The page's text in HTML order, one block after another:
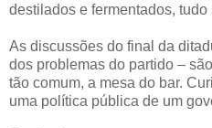
destilados e fermentados, tudo
As discussões do final da
dos problemas do partido –
tão comum, a mesa do bar.
uma política pública de um